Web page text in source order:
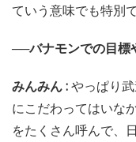
ていう意味でも特別で
──バナモンでの目標
みんみん :やっぱり
にこだわってはいな
をたくさん呼んで、